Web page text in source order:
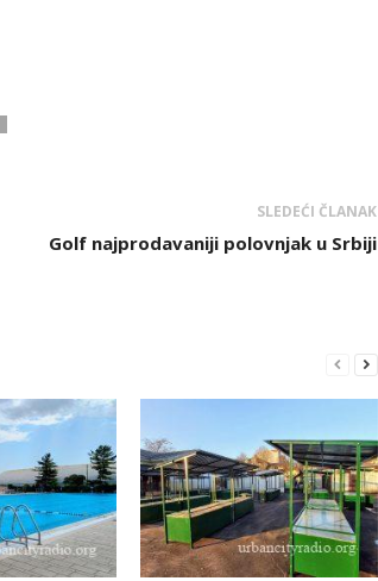
SLEDEĆI ČLANAK
Golf najprodavaniji polovnjak u Srbiji